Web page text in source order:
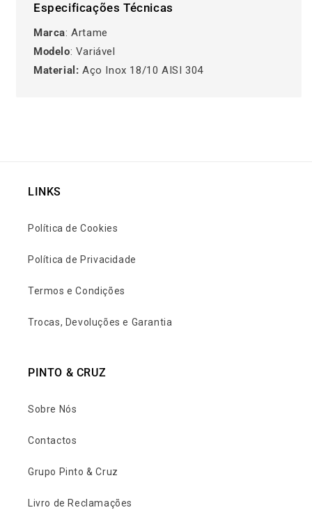
Especificações Técnicas
Marca: Artame
Modelo: Variável
Material: Aço Inox 18/10 AISI 304
LINKS
Política de Cookies
Política de Privacidade
Termos e Condições
Trocas, Devoluções e Garantia
PINTO & CRUZ
Sobre Nós
Contactos
Grupo Pinto & Cruz
Livro de Reclamações